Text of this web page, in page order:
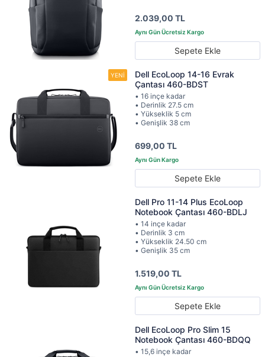
2.039,00 TL
Sepete Ekle
Dell EcoLoop 14-16 Evrak
Çantası 460-BDST
• 16 inçe kadar
• Derinlik 27.5 cm
• Yükseklik 5 cm
• Genişlik 38 cm
699,00 TL
Sepete Ekle
Dell Pro 11-14 Plus EcoLoop
Notebook Çantası 460-BDLJ
• 14 inçe kadar
• Derinlik 3 cm
• Yükseklik 24.50 cm
• Genişlik 35 cm
1.519,00 TL
Sepete Ekle
Dell EcoLoop Pro Slim 15
Notebook Çantası 460-BDQQ
• 15,6 inçe kadar